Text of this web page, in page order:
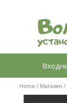
содержимому
Home / Магазин /